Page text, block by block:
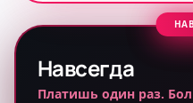
Навсегда
Платишь один раз.